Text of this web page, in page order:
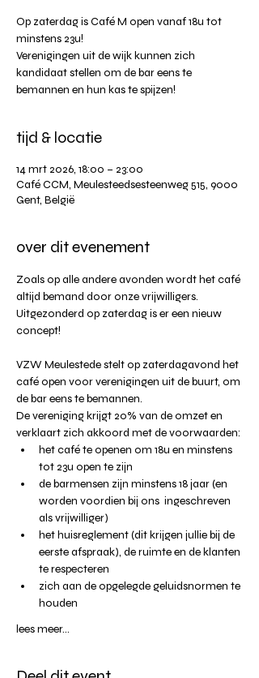
Op zaterdag is Café M open vanaf 18u tot
minstens 23u!
Verenigingen uit de wijk kunnen zich
kandidaat stellen om de bar eens te
tijd & locatie
14 mrt 2026, 18:00 – 23:00
Café CCM, Meulesteedsesteenweg 515, 9000
Gent, België
over dit evenement
Zoals op alle andere avonden wordt het café
altijd bemand door onze vrijwilligers.
Uitgezonderd op zaterdag is er een nieuw
concept!
VZW Meulestede stelt op zaterdagavond het
café open voor verenigingen uit de buurt, om
de bar eens te bemannen.
De vereniging krijgt 20% van de omzet en
verklaart zich akkoord met de voorwaarden:
het café te openen om 18u en minstens
tot 23u open te zijn
de barmensen zijn minstens 18 jaar (en
worden voordien bij ons  ingeschreven
als vrijwilliger)
het huisreglement (dit krijgen jullie bij de
eerste afspraak), de ruimte en de klanten
te respecteren
zich aan de opgelegde geluidsnormen te
houden
lees meer...